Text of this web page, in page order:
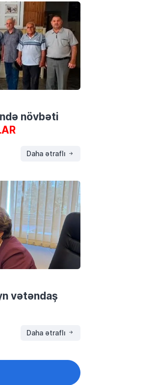
növbəti
Daha ətraflı
vətəndaş
Daha ətraflı